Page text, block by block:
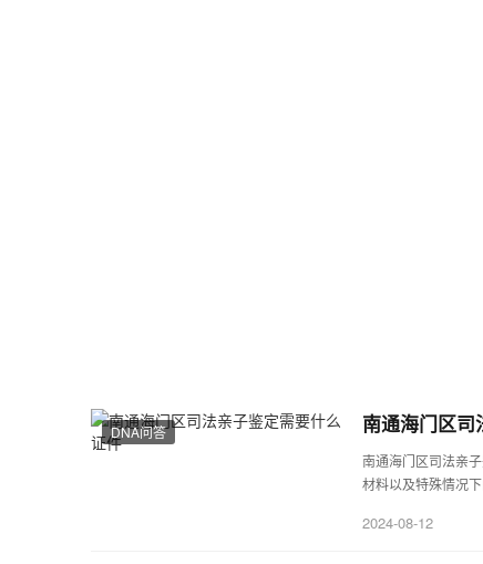
DNA问答 南通海门区司
南通海门区司法亲
材料以及特殊情况下
2024-08-12